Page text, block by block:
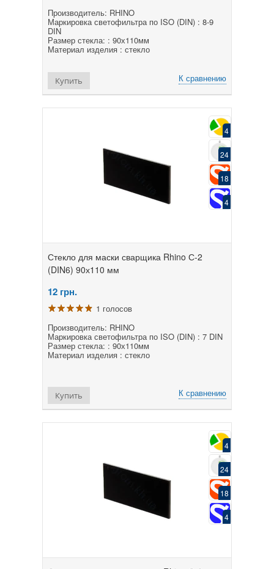
Производитель: RHINO
Маркировка светофильтра по ISO (DIN) : 8-9
DIN
Размер стекла: : 90х110мм
Материал изделия : стекло
К сравнению
Купить
4
24
18
4
Стекло для маски сварщика Rhino С-2
(DIN6) 90х110 мм
12 грн.
1 голосов
Производитель: RHINO
Маркировка светофильтра по ISO (DIN) : 7 DIN
Размер стекла: : 90х110мм
Материал изделия : стекло
К сравнению
Купить
4
24
18
4